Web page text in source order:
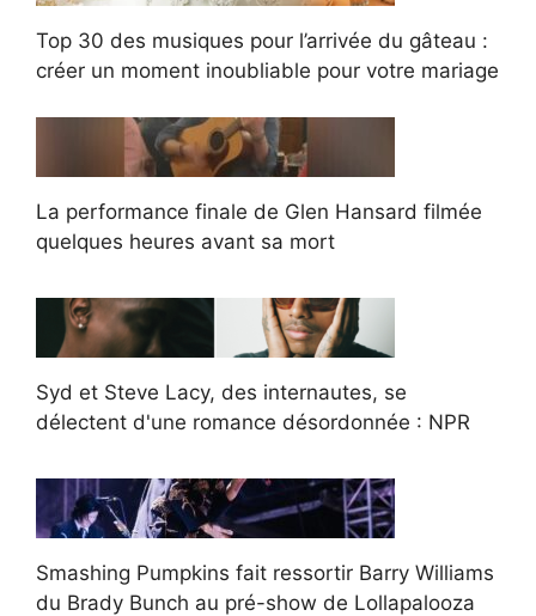
Top 30 des musiques pour l’arrivée du gâteau :
créer un moment inoubliable pour votre mariage
La performance finale de Glen Hansard filmée
quelques heures avant sa mort
Syd et Steve Lacy, des internautes, se
délectent d'une romance désordonnée : NPR
Smashing Pumpkins fait ressortir Barry Williams
du Brady Bunch au pré-show de Lollapalooza